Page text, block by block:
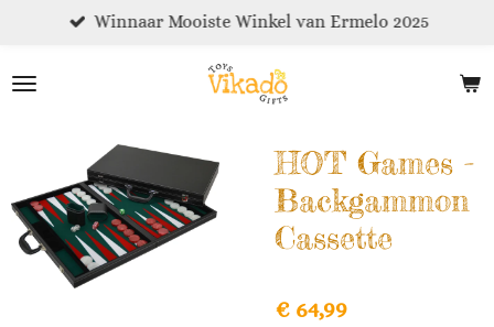
naar
Winnaar Mooiste Winkel van Ermelo 2025
HOT Games -
Backgammon
Cassette
€ 64,99